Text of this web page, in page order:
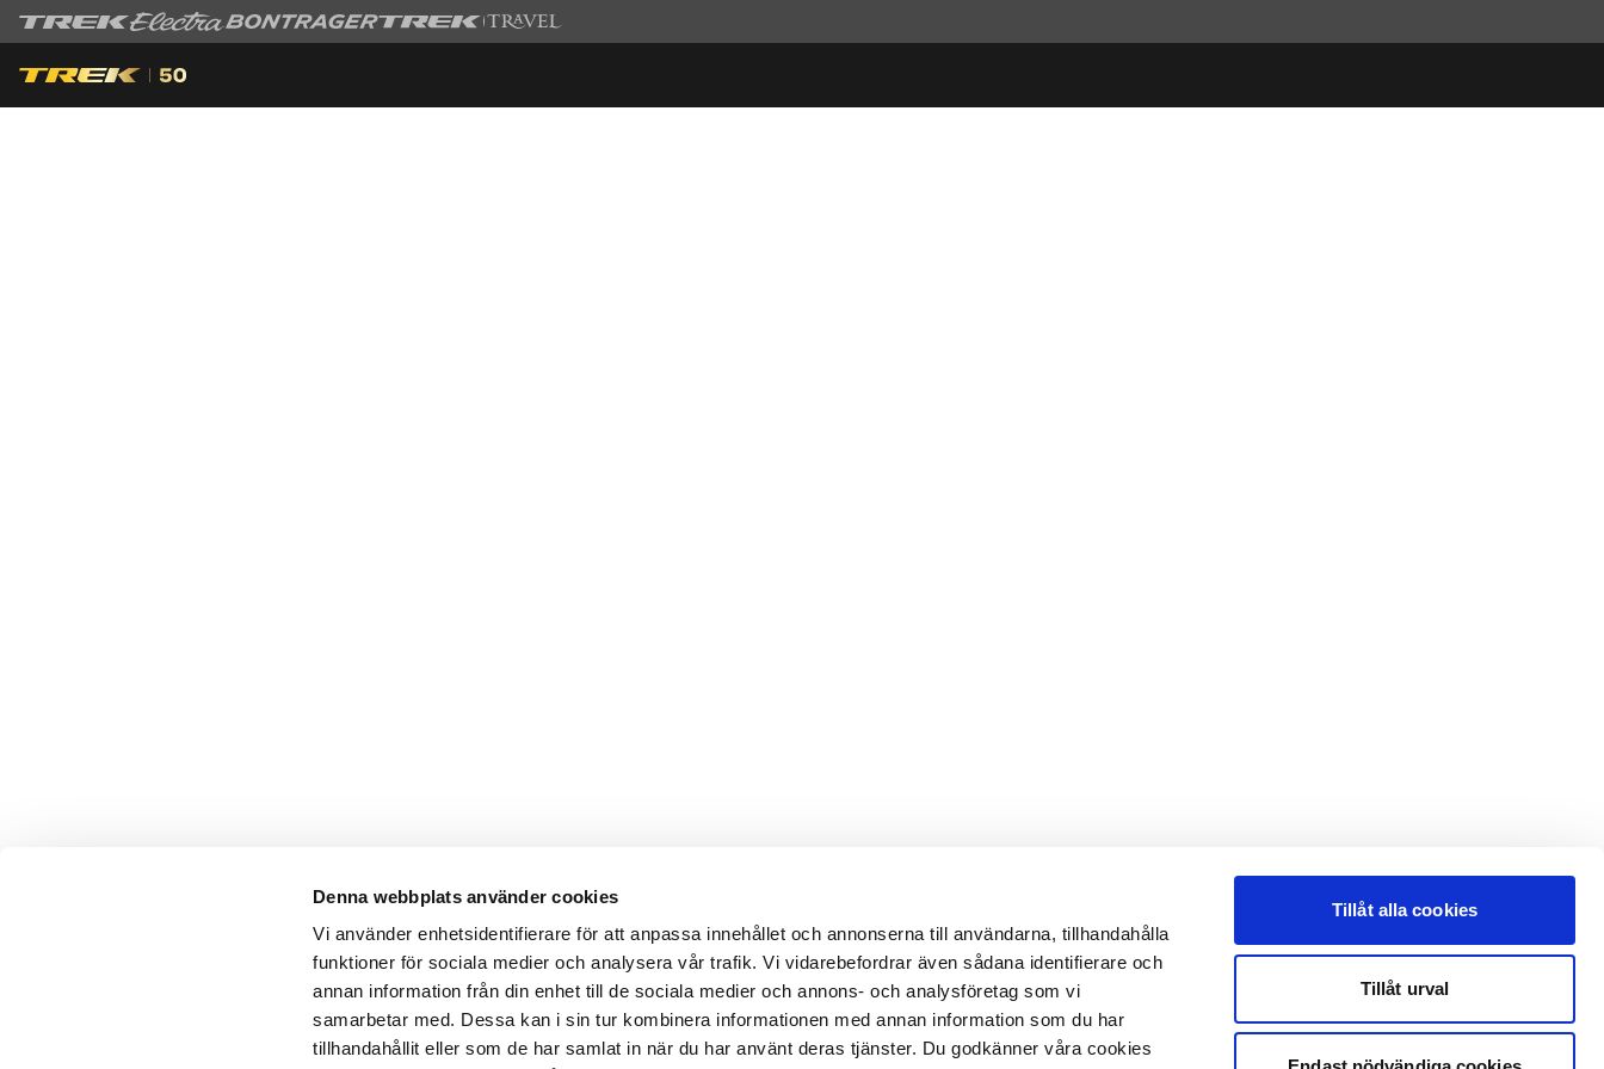
Denna webbplats använder cookies
Vi använder enhetsidentifierare för att anpassa innehållet och annonserna till användarna, tillhandahålla
funktioner för sociala medier och analysera vår trafik. Vi vidarebefordrar även sådana identifierare och
annan information från din enhet till de sociala medier och annons- och analysföretag som vi
samarbetar med. Dessa kan i sin tur kombinera informationen med annan information som du har
tillhandahållit eller som de har samlat in när du har använt deras tjänster. Du godkänner våra cookies
Tillåt alla cookies
Tillåt urval